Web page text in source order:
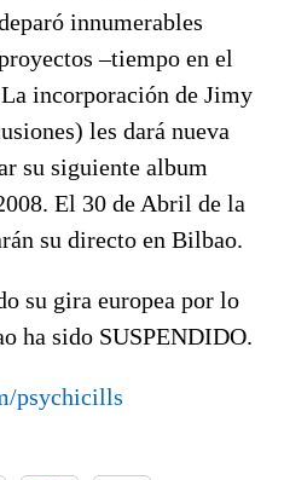
innumerables
–tiempo en el
incorporación de Jimy
les dará nueva
su siguiente album
El 30 de Abril de la
su directo en Bilbao.
su gira europea por lo
ha sido SUSPENDIDO.
psychicills